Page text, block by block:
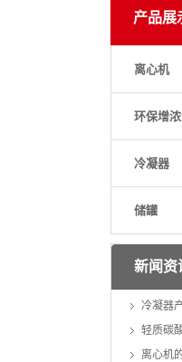
产品展
离心机
环保增
冷凝器
储罐
新闻资
冷凝器
轻质碳
离心机